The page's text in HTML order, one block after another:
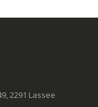
2291 Lassee